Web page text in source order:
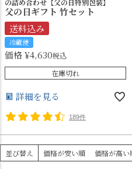
の詰め合わせ【父の日特別包装】
父の日ギフト 竹セット
送料込み
冷蔵便
価格¥4,630税込
在庫切れ
詳細を見る
189件
並び替え 価格が安い順 価格が高い